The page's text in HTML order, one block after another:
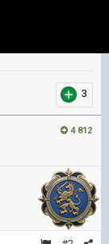
3
4 812